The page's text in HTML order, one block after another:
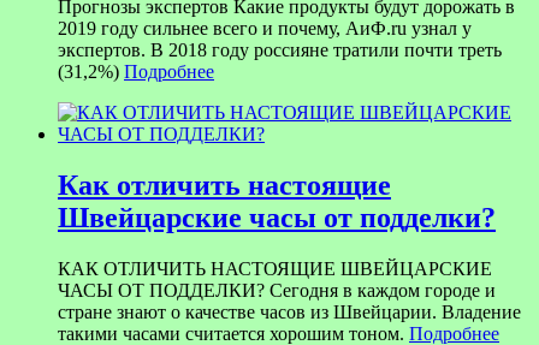
Прогнозы экспертов Какие продукты будут дорожать в
2019 году сильнее всего и почему, АиФ.ru узнал у
экспертов. В 2018 году россияне тратили почти треть
(31,2%) Подробнее
Как отличить настоящие
Швейцарские часы от подделки?
КАК ОТЛИЧИТЬ НАСТОЯЩИЕ ШВЕЙЦАРСКИЕ
ЧАСЫ ОТ ПОДДЕЛКИ? Сегодня в каждом городе и
стране знают о качестве часов из Швейцарии. Владение
такими часами считается хорошим тоном. Подробнее